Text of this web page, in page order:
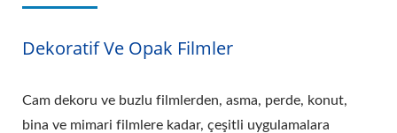
Dekoratif Ve Opak Filmler
Cam dekoru ve buzlu filmlerden, asma, perde, konut,
bina ve mimari filmlere kadar, çeşitli uygulamalara